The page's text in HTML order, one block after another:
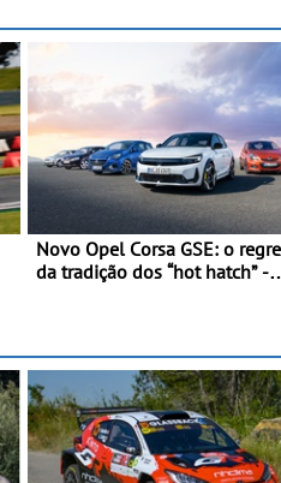
Novo Opel Corsa GSE: o
da tradição dos “hot hatch” -